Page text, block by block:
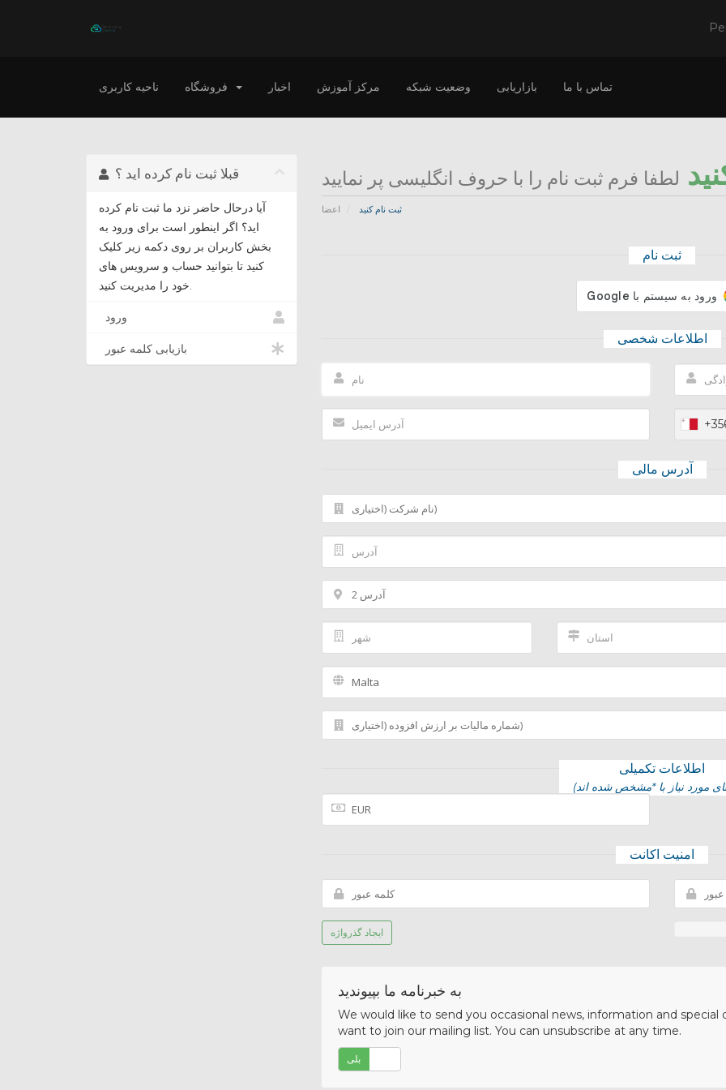
ناحیه کاربری اخبار مرکز آموزش وضعیت شبکه بازاریابی تماس با ما
لطفا فرم ثبت نام را با حروف انگلیسی پر نمایید
اعضا ثبت نام کنید
قبلا ثبت نام کرده اید ؟
آیا درحال حاضر نزد ما ثبت نام کرده
اید؟ اگر اینطور است برای ورود به
بخش کاربران بر روی دکمه زیر کلیک
کنید تا بتوانید حساب و سرویس های
ورود
بازیابی کلمه عبور
ثبت نام
اطلاعات شخصی
آدرس مالی
اطلاعات تکمیلی
امنیت اکانت
ایجاد گذرواژه
به خبرنامه ما بپیوندید
We would like to send you occasional news, information and
want to join our mailing list. You can unsubscribe at any time.
بلی